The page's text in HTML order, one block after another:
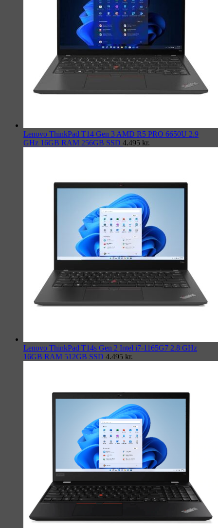
Lenovo ThinkPad T14 Gen 3 AMD R5 PRO 6650U 2.9
GHz 16GB RAM 256GB SSD 4.495 kr.
Lenovo ThinkPad T14s Gen 2 Intel i7-1165G7 2.8 GHz
16GB RAM 512GB SSD 4.495 kr.